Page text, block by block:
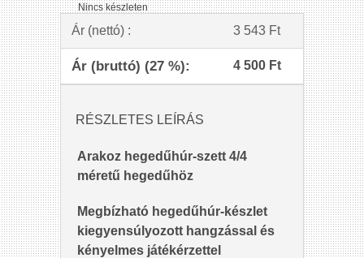
Nincs készleten
Ár (nettó) : 3 543 Ft
Ár (bruttó) (27 %): 4 500 Ft
RÉSZLETES LEÍRÁS
Arakoz hegedűhúr-szett 4/4
méretű hegedűhöz
Megbízható hegedűhúr-készlet
kiegyensúlyozott hangzással és
kényelmes játékérzettel